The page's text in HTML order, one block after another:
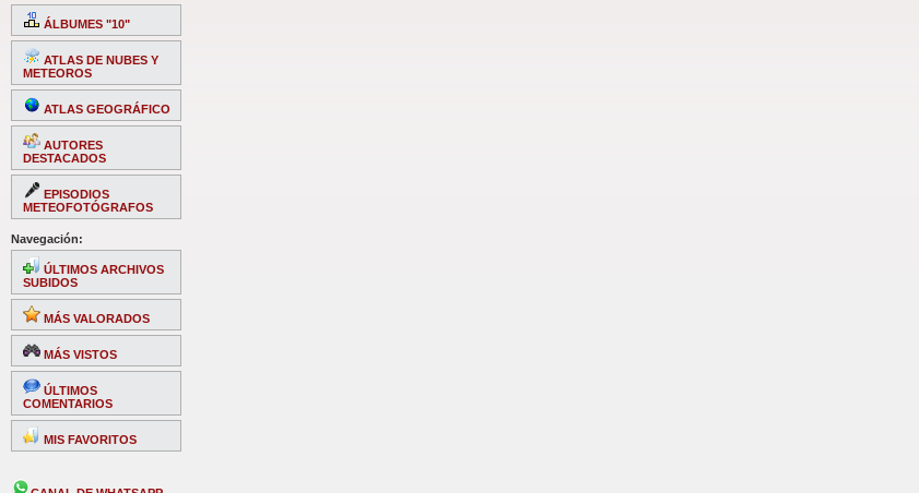
ÁLBUMES "10"
ATLAS DE NUBES Y
METEOROS
ATLAS GEOGRÁFICO
AUTORES
DESTACADOS
EPISODIOS
METEOFOTÓGRAFOS
Navegación:
ÚLTIMOS ARCHIVOS
SUBIDOS
MÁS VALORADOS
MÁS VISTOS
ÚLTIMOS
COMENTARIOS
MIS FAVORITOS